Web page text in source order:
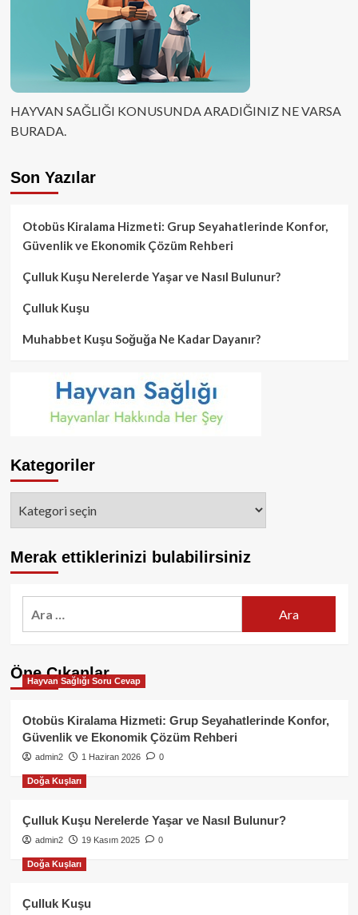
HAYVAN SAĞLIĞI KONUSUNDA ARADIĞINIZ NE VARSA
BURADA.
Son Yazılar
Otobüs Kiralama Hizmeti: Grup Seyahatlerinde Konfor,
Güvenlik ve Ekonomik Çözüm Rehberi
Çulluk Kuşu Nerelerde Yaşar ve Nasıl Bulunur?
Çulluk Kuşu
Muhabbet Kuşu Soğuğa Ne Kadar Dayanır?
Kategoriler
Merak ettiklerinizi bulabilirsiniz
Öne Çıkanlar
Hayvan Sağlığı Soru Cevap
Otobüs Kiralama Hizmeti: Grup Seyahatlerinde Konfor,
Güvenlik ve Ekonomik Çözüm Rehberi
admin2 1 Haziran 2026 0
Doğa Kuşları
Çulluk Kuşu Nerelerde Yaşar ve Nasıl Bulunur?
admin2 19 Kasım 2025 0
Doğa Kuşları
Çulluk Kuşu